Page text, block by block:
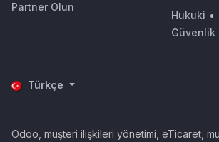
Partner Olun
Hukuki •
Güvenlik
Türkçe
Odoo, müşteri ilişkileri yönetimi, eTicaret,